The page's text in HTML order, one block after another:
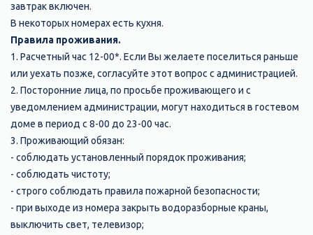
завтрак включен.
В некоторых номерах есть кухня.
Правила проживания.
1. Расчетный час 12-00*. Если Вы желаете поселиться раньше
или уехать позже, согласуйте этот вопрос с администрацией.
2. Посторонние лица, по просьбе проживающего и с
уведомлением администрации, могут находиться в гостевом
доме в период с 8-00 до 23-00 час.
3. Проживающий обязан:
- соблюдать установленный порядок проживания;
- соблюдать чистоту;
- строго соблюдать правила пожарной безопасности;
- при выходе из номера закрыть водоразборные краны,
выключить свет, телевизор;